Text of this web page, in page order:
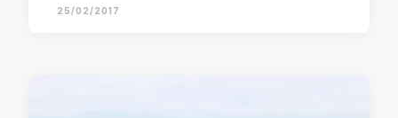
25/02/2017